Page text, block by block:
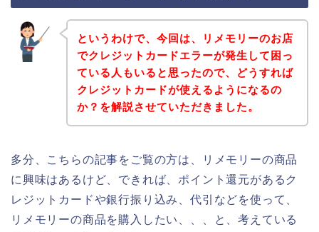
というわけで、今回は、リメモリーのお店
でクレジットカードエラーが発生して困っ
ている人もいると思ったので、どうすれば
クレジットカードが使えるようになるの
か？を解説させていただきました。
多分、こちらの記事をご覧の方は、リメモリーの商品
に興味はあるけど、できれば、ポイント還元があるク
レジットカードや銀行振り込み、代引などを使って、
リメモリーの商品を購入したい、、、と、考えている